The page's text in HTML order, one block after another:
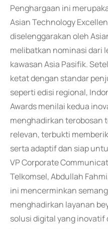
Penghargaan ini
Asian Technology
diselenggarakan oleh
melibatkan nominasi dari
kawasan Asia Pasifik.
ketat dengan standar
seperti edisi regional,
Awards menilai kedua
menghadirkan terobosan
relevan, terbukti
serta adaptif dan siap
VP Corporate
Telkomsel, Abdullah
ini mencerminkan
menghadirkan layanan
solusi digital yang inovatif